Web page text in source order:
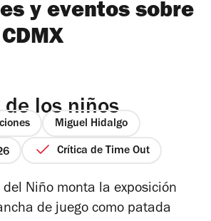
y eventos sobre
de los niños
Miguel Hidalgo
Crítica de Time Out
Niño monta la exposición
de juego como patada